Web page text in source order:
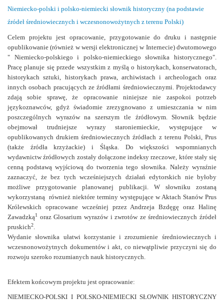
Niemiecko-polski i polsko-niemiecki słownik historyczny (na podstawie
źródeł średniowiecznych i wczesnonowożytnych z terenu Polski)
Celem projektu jest opracowanie, przygotowanie do druku i następnie
opublikowanie (również w wersji elektronicznej w Internecie) dwutomowego
" Niemiecko-polskiego i polsko-niemieckiego słownika historycznego".
Pracę planuje się przede wszystkim z myślą o historykach, konserwatorach,
historykach sztuki, historykach prawa, archiwistach i archeologach oraz
innych osobach pracujących ze źródłami średniowiecznymi. Projektodawcy
zdają sobie sprawę, że opracowanie niniejsze nie zaspokoi potrzeb
językoznawców, gdyż świadomie zrezygnowano z umieszczania w nim
poszczególnych wyrazów na szerszym tle źródłowym. Słownik będzie
obejmował trudniejsze wyrazy staroniemieckie, występujące w
opublikowanych drukiem średniowiecznych źródłach z terenu Polski, Prus
(także źródła krzyżackie) i Śląska. Do większości wspomnianych
wydawnictw źródłowych zostały dołączone indeksy rzeczowe, które stały się
cenną podstawą wyjściową do tworzenia tego słownika. Należy wyraźnie
zaznaczyć, że bez tych wcześniejszych działań edytorskich nie byłoby
możliwe przygotowanie planowanej publikacji. W słowniku zostaną
wykorzystaną również niektóre terminy występujące w Aktach Stanów Prus
Królewskich opracowane wcześniej przez Andrzeja Bzdęgę oraz Halinę
Zawadzką1
oraz Glosarium wyrazów i zwrotów ze średniowiecznych źródeł
pruskich2.
Wydanie słownika ułatwi korzystanie i zrozumienie średniowiecznych i
wczesnonowożytnych dokumentów i akt, co niewątpliwie przyczyni się do
rozwoju szeroko rozumianych nauk historycznych.
Efektem końcowym projektu jest opracowanie:
NIEMIECKO-POLSKI I POLSKO-NIEMIECKI SŁOWNIK HISTORYCZNY